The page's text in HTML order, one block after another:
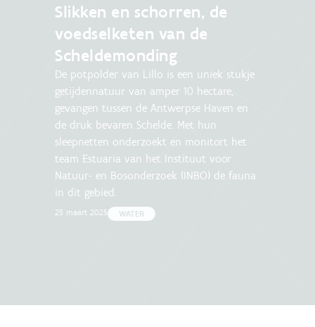
Slikken en schorren, de
voedselketen van de
Scheldemonding
De potpolder van Lillo is een uniek stukje
getijdennatuur van amper 10 hectare,
gevangen tussen de Antwerpse Haven en
de druk bevaren Schelde. Met hun
sleepnetten onderzoekt en monitort het
team Estuaria van het Instituut voor
Natuur- en Bosonderzoek (INBO) de fauna
in dit gebied.
25 maart 2025 WATER